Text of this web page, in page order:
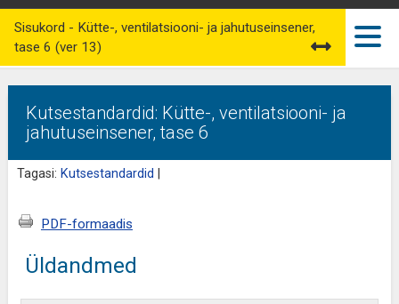
Kutsestandardid: Kütte-, ventilatsiooni- ja
jahutuseinsener, tase 6
Tagasi: Kutsestandardid
Sisukord - Kütte-, ventilatsiooni- ja jahutuseinsener,
tase 6 (ver 13)
PDF-formaadis
Üldandmed